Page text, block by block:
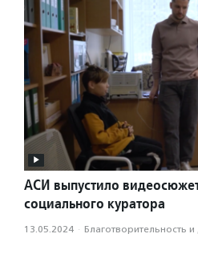
АСИ выпустило
социального куратора
13.05.2024 · Благотвори­тель­ность